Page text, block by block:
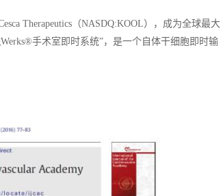
Therapeutics（NASDQ:KOOL），成为全球最大
手术室即时系统”，是一个自体干细胞即时输